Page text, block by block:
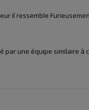
il ressemble
par une équipe similaire à